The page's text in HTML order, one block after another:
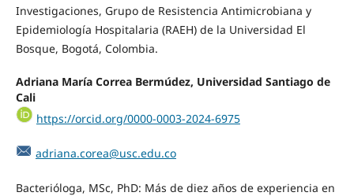
Investigaciones, Grupo de Resistencia Antimicrobiana y
Epidemiología Hospitalaria (RAEH) de la Universidad El
Bosque, Bogotá, Colombia.
Adriana María Correa Bermúdez, Universidad Santiago de
Cali
https://orcid.org/0000-0003-2024-6975
adriana.corea@usc.edu.co
Bacterióloga, MSc, PhD: Más de diez años de experiencia en